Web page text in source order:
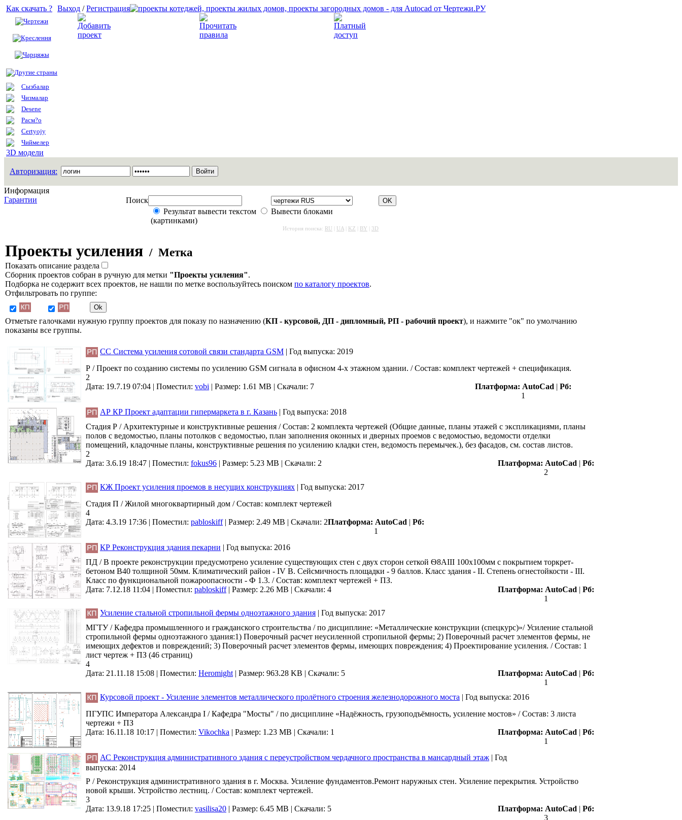
Как скачать ?
Чертежи
Креслення
Чарцяжы
Другие страны
Сызбалар
Чизмалар
Desene
Расм?о
Certyojy
Чиймелер
3D модели
Выход /Регистрация
Авторизация:
Информация
Гарантии
Поиск
Результат вывести текстом
Вывести блоками
(картинками)
История поиска: RU UA KZ BY 3D
Проекты усиления / Метка
Показать описание раздела
Сборник проектов собран в ручную для метки "Проекты усиления".
Подборка не содержит всех проектов, не нашли по метке воспользуйтесь поиском по каталогу проектов.
Отфильтровать по группе:
Отметьте галочками нужную группу проектов для показу по назначению (КП - курсовой, ДП - дипломный, РП - рабочий проект), и нажмите "ок" по умолчанию
показаны все группы.
СС Система усиления сотовой связи стандарта GSM | Год выпуска: 2019
Р / Проект по созданию системы по усилению GSM сигнала в офисном 4-х этажном здании. / Состав: комплект чертежей + спецификация.
2
Дата: 19.7.19 07:04 | Поместил: vobi | Размер: 1.61 MB | Скачали: 7 Платформа: AutoCad | Рб:
1
АР КР Проект адаптации гипермаркета в г. Казань | Год выпуска: 2018
Стадия Р / Архитектурные и конструктивные решения / Состав: 2 комплекта чертежей (Общие данные, планы этажей с экспликациями, планы
полов с ведомостью, планы потолков с ведомостью, план заполнения оконных и дверных проемов с ведомостью, ведомости отделки
помещений, кладочные планы, конструктивные решения по усилению кладки стен, ведомость перемычек.), без фасадов, см. состав листов.
2
Дата: 3.6.19 18:47 | Поместил: fokus96 | Размер: 5.23 MB | Скачали: 2 Платформа: AutoCad | Рб:
2
КЖ Проект усиления проемов в несущих конструкциях | Год выпуска: 2017
Стадия П / Жилой многоквартирный дом / Состав: комплект чертежей
4
Дата: 4.3.19 17:36 | Поместил: pabloskiff| Размер: 2.49 MB | Скачали: 2Платформа: AutoCad | Рб:
1
КР Реконструкция здания пекарни | Год выпуска: 2016
ПД / В проекте реконструкции предусмотрено усиление существующих стен с двух сторон сеткой Ѳ8АIII 100х100мм с покрытием торкрет-
бетоном В40 толщиной 50мм. Климатический район - IV В. Сейсмичность площадки - 9 баллов. Класс здания - II. Степень огнестойкости - III.
Класс по функциональной пожароопасности - Ф 1.3. / Состав: комплект чертежей + ПЗ.
Дата: 7.12.18 11:04 | Поместил: pabloskiff| Размер: 2.26 MB | Скачали: 4 Платформа: AutoCad | Рб:
1
Усиление стальной стропильной фермы одноэтажного здания | Год выпуска: 2017
МГТУ / Кафедра промышленного и гражданского строительства / по дисциплине: «Металлические конструкции (спецкурс)»/ Усиление стальной
стропильной фермы одноэтажного здания:1) Поверочный расчет неусиленной стропильной фермы; 2) Поверочный расчет элементов фермы, не
имеющих дефектов и повреждений; 3) Поверочный расчет элементов фермы, имеющих повреждения; 4) Проектирование усиления. / Состав: 1
лист чертеж + ПЗ (46 страниц)
4
Дата: 21.11.18 15:08 | Поместил: Heromight | Размер: 963.28 KB | Скачали: 5 Платформа: AutoCad | Рб:
1
Курсовой проект - Усиление элементов металлического пролётного строения железнодорожного моста | Год выпуска: 2016
ПГУПС Императора Александра I / Кафедра "Мосты" / по дисциплине «Надёжность, грузоподъёмность, усиление мостов» / Состав: 3 листа
чертежи + ПЗ
Дата: 16.11.18 10:17 | Поместил: Vikochka | Размер: 1.23 MB | Скачали: 1 Платформа: AutoCad | Рб:
1
АС Реконструкция административного здания с переустройством чердачного пространства в мансардный этаж | Год
выпуска: 2014
Р / Реконструкция административного здания в г. Москва. Усиление фундаментов.Ремонт наружных стен. Усиление перекрытия. Устройство
новой крыши. Устройство лестниц. / Состав: комплект чертежей.
3
Дата: 13.9.18 17:25 | Поместил: vasilisa20 | Размер: 6.45 MB | Скачали: 5 Платформа: AutoCad | Рб:
3